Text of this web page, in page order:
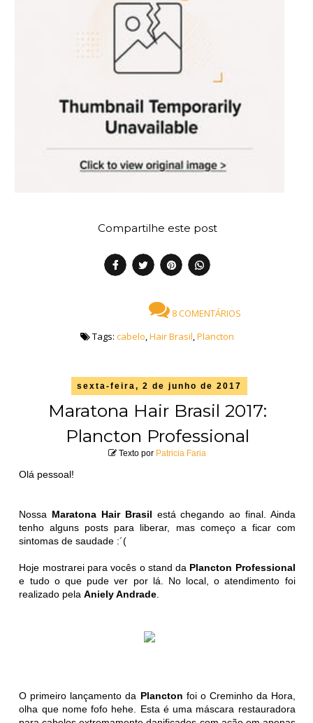
Compartilhe este post
8 COMENTÁRIOS
Tags: cabelo Hair Brasil Plancton
sexta-feira, 2 de junho de 2017
Maratona Hair Brasil 2017:
Plancton Professional
Texto por Patricia Faria
Olá pessoal!
Nossa Maratona Hair Brasil está chegando ao final. Ainda
tenho alguns posts para liberar, mas começo a ficar com
sintomas de saudade :´(
Hoje mostrarei para vocês o stand da Plancton Professional
e tudo o que pude ver por lá. No local, o atendimento foi
realizado pelaAniely Andrade
O primeiro lançamento da Plancton foi o Creminho da Hora,
olha que nome fofo hehe. Esta é uma máscara restauradora